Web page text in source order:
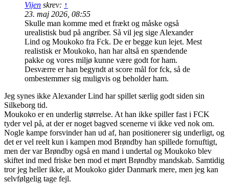
Vijen skrev: ↑
23. maj 2026, 08:55
Skulle man komme med et frækt og måske også
urealistisk bud på angriber. Så vil jeg sige Alexander
Lind og Moukoko fra Fck. De er begge kun lejet. Mest
realistisk er Moukoko, han har altså en spændende
pakke og vores miljø kunne være godt for ham.
Desværre er han begyndt at score mål for fck, så de
ombestemmer sig muligvis og beholder ham.
Jeg synes ikke Alexander Lind har spillet særlig godt siden sin
Silkeborg tid.
Moukoko er en underlig størrelse. At han ikke spiller fast i FCK
tyder vel på, at der er noget bagved scenerne vi ikke ved nok om.
Nogle kampe forsvinder han ud af, han positionerer sig underligt, og
det er vel reelt kun i kampen mod Brøndby han spillede fornuftigt,
men der var Brøndby også en mand i undertal og Moukoko blev
skiftet ind med friske ben mod et mørt Brøndby mandskab. Samtidig
tror jeg heller ikke, at Moukoko gider Danmark mere, men jeg kan
selvfølgelig tage fejl.